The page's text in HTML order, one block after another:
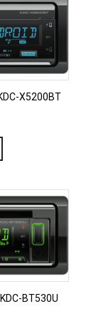
X5200BT
BT530U